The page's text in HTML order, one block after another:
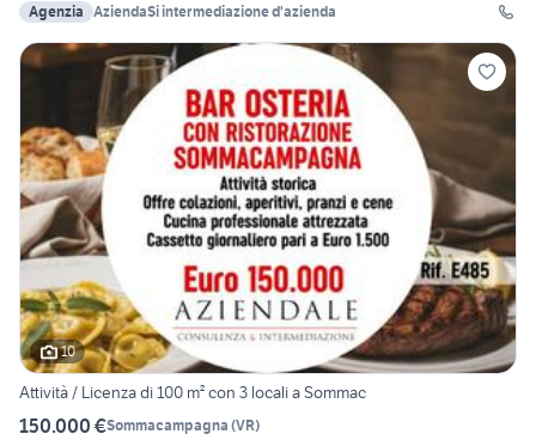
Agenzia AziendaSi intermediazione d'azienda
10
Attività / Licenza di 100 m² con 3 locali a Sommac
150.000 €Sommacampagna (VR)